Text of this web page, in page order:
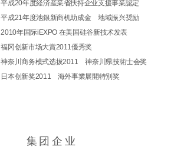
平成20年度経済産業省扶持企业支援事業認定
平成21年度池銀新商机助成金 地域振兴奨励
2010年国际iEXPO 在美国硅谷新技术发表
福冈创新市场大賞2011優秀奖
神奈川商务模式选拔2011 神奈川県技術士会奖
日本创新奖2011 海外事業展開特別奖
集团企业